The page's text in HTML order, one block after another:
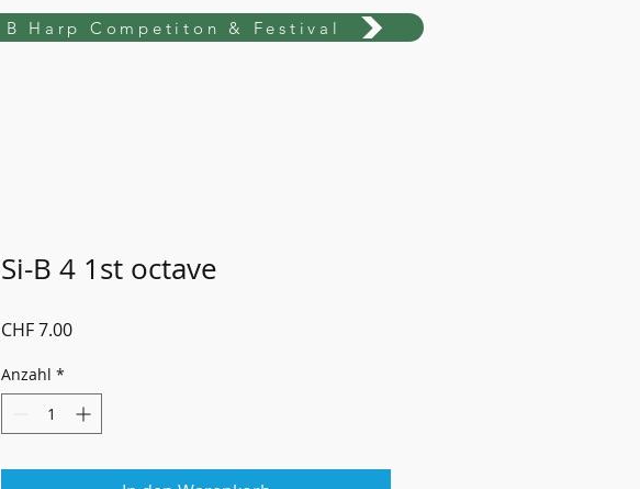
B Harp Competiton & Festival
Si-B 4 1st octave
CHF 7.00Preis
Anzahl *